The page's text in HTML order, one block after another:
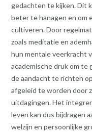
gedachten te kijken. Dit
beter te hanagen en om
cultiveren. Door
zoals meditatie en
hun mentale veerkracht
academische druk om te
de aandacht te richten
afgeleid te worden door
uitdagingen. Het
leven kan dus bijdragen
welzijn en persoonlijke